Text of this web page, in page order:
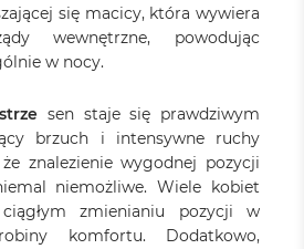
się macicy, która wywiera
wewnętrzne, powodując
w nocy.
sen staje się prawdziwym
brzuch i intensywne ruchy
znalezienie wygodnej pozycji
niemożliwe. Wiele kobiet
zmienianiu pozycji w
komfortu. Dodatkowo,